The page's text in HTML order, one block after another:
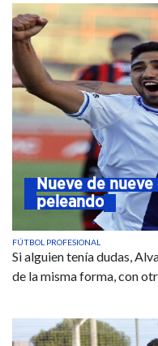
Nueve de
peleando
FÚTBOL PROFESIONAL
Si alguien tenía dudas,
de la misma forma, con